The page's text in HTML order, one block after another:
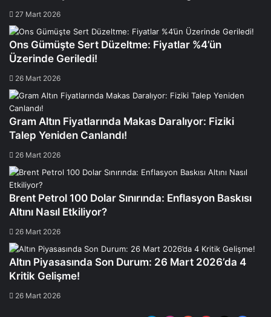
27 Mart 2026
Ons Gümüşte Sert Düzeltme: Fiyatlar %4’ün
Üzerinde Geriledi!
26 Mart 2026
Gram Altın Fiyatlarında Makas Daralıyor: Fiziki
Talep Yeniden Canlandı!
26 Mart 2026
Brent Petrol 100 Dolar Sınırında: Enflasyon Baskısı
Altını Nasıl Etkiliyor?
26 Mart 2026
Altın Piyasasında Son Durum: 26 Mart 2026’da 4
Kritik Gelişme!
26 Mart 2026